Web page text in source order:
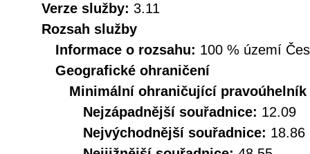
Verze služby: 3.11
Rozsah služby
Informace o rozsahu: 100 % území
Geografické ohraničení
Minimální ohraničující pravoúhelník
Nejzápadnější souřadnice: 12.09
Nejvýchodnější souřadnice: 18.86